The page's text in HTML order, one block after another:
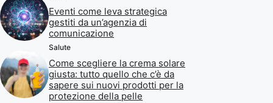
Eventi come leva strategica
gestiti da un’agenzia di
comunicazione
Salute
Come scegliere la crema solare
giusta: tutto quello che c’è da
sapere sui nuovi prodotti per la
protezione della pelle